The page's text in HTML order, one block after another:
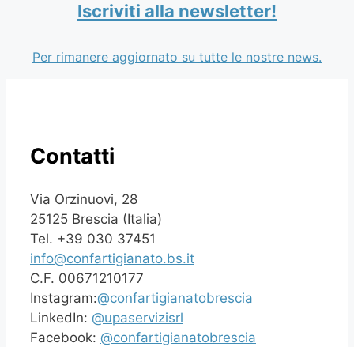
Iscriviti alla newsletter!
Per rimanere aggiornato su tutte le nostre news.
Contatti
Via Orzinuovi, 28
25125 Brescia (Italia)
Tel. +39 030 37451
info@confartigianato.bs.it
C.F. 00671210177
Instagram:@confartigianatobrescia
LinkedIn: @upaservizisrl
Facebook: @confartigianatobrescia